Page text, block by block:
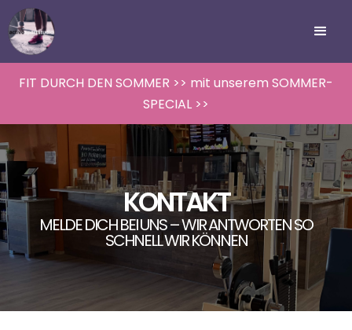
FIT DURCH DEN SOMMER >> mit unserem SOMMER-
SPECIAL >>
KONTAKT
MELDE DICH BEI UNS – WIR ANTWORTEN SO
SCHNELL WIR KÖNNEN